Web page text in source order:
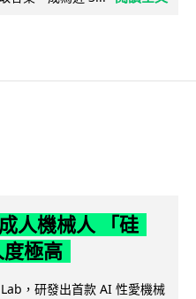
人機械人 「硅
極高
，研發出首款 AI 性愛機械